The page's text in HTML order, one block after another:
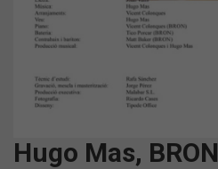
Hugo Mas, BRON